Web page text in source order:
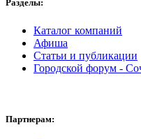
Разделы:
Каталог компаний
Афиша
Статьи и публикации
Городской форум -
Партнерам: